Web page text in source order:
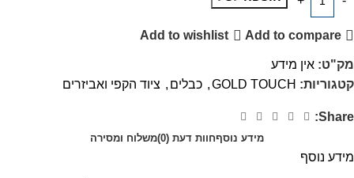
Add to compare
Add to wishlist
מק"ט: אין מידע
קטגוריות: GOLD TOUCH
, כבלים , ציוד הקפי ואביזרים
Share:
מידע נוסףחוות דעת (0) משלוח ומסירה
מידע נוסף